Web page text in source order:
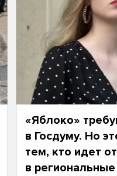
«Яблоко»
в Госдуму. Но
тем, кто идет
в